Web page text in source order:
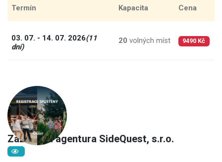
Zážitková agentura SideQuest, s.r.o.
Termín Kapacita Cena
03. 07. - 14. 07. 2026(11
dní)
20 volných míst 9490 Kč